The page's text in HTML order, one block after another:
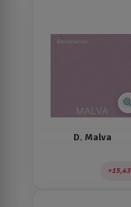
D. Malva